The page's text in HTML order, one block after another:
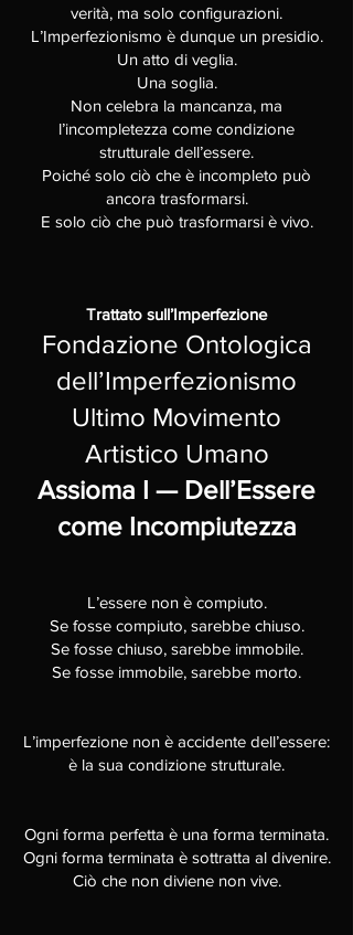
verità, ma solo configurazioni.
L’Imperfezionismo è dunque un presidio.
Un atto di veglia.
Una soglia.
Non celebra la mancanza, ma
l’incompletezza come condizione
strutturale dell’essere.
Poiché solo ciò che è incompleto può
ancora trasformarsi.
E solo ciò che può trasformarsi è vivo.
Trattato sull’Imperfezione
Fondazione Ontologica
dell’Imperfezionismo
Ultimo Movimento
Artistico Umano
Assioma I — Dell’Essere
come Incompiutezza
L’essere non è compiuto.
Se fosse compiuto, sarebbe chiuso.
Se fosse chiuso, sarebbe immobile.
Se fosse immobile, sarebbe morto.
L’imperfezione non è accidente dell’essere:
è la sua condizione strutturale.
Ogni forma perfetta è una forma terminata.
Ogni forma terminata è sottratta al divenire.
Ciò che non diviene non vive.